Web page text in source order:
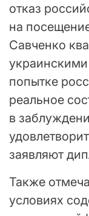
отказ
на
Савченко
украинскими
попытке
реальное
в
заявляют
Также
условиях